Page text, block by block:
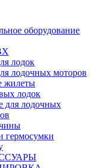
оборудование
лодок
лодочных моторов
жилеты
лодок
для лодочных
гермосумки